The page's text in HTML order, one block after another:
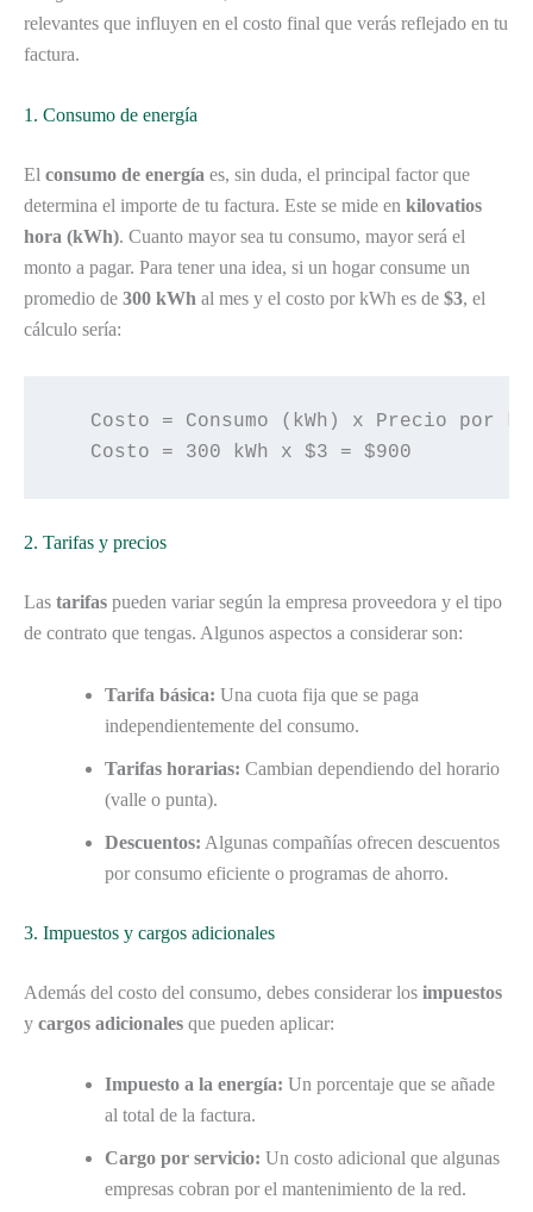
relevantes que influyen en el costo final que verás reflejado en tu
factura.
1. Consumo de energía
El consumo de energía es, sin duda, el principal factor que
determina el importe de tu factura. Este se mide en kilovatios
hora (kWh). Cuanto mayor sea tu consumo, mayor será el
monto a pagar. Para tener una idea, si un hogar consume un
promedio de 300 kWh al mes y el costo por kWh es de $3, el
cálculo sería:
Costo = Consumo (kWh) x Precio por
2. Tarifas y precios
Las tarifas pueden variar según la empresa proveedora y el tipo
de contrato que tengas. Algunos aspectos a considerar son:
Tarifa básica: Una cuota fija que se paga
independientemente del consumo.
Tarifas horarias: Cambian dependiendo del horario
(valle o punta).
Descuentos: Algunas compañías ofrecen descuentos
por consumo eficiente o programas de ahorro.
3. Impuestos y cargos adicionales
Además del costo del consumo, debes considerar los impuestos
y cargos adicionales que pueden aplicar:
Impuesto a la energía: Un porcentaje que se añade
al total de la factura.
Cargo por servicio: Un costo adicional que algunas
empresas cobran por el mantenimiento de la red.